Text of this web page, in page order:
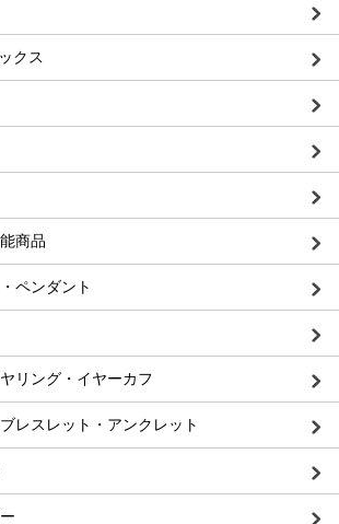
クス
商品
ペンダント
リング・イヤーカフ
レスレット・アンクレット